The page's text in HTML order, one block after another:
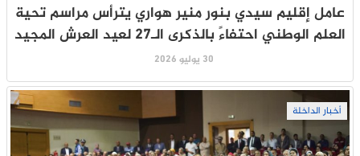
عامل إقليم سيدي بنور منير هواري يترأس مراسم تحية
العلم الوطني احتفاءً بالذكرى الـ27 لعيد العرش المجيد
30 يوليو 2026
أخبار الداخلة